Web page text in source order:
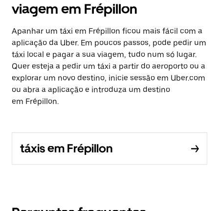
viagem em Frépillon
Apanhar um táxi em Frépillon ficou mais fácil com a
aplicação da Uber. Em poucos passos, pode pedir um
táxi local e pagar a sua viagem, tudo num só lugar.
Quer esteja a pedir um táxi a partir do aeroporto ou a
explorar um novo destino, inicie sessão em Uber.com
ou abra a aplicação e introduza um destino
em Frépillon.
táxis em Frépillon